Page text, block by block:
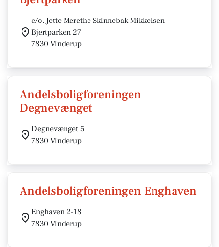
c/o. Jette Merethe Skinnebak Mikkelsen
Bjertparken 27
7830 Vinderup
Andelsboligforeningen
Degnevænget
Degnevænget 5
7830 Vinderup
Andelsboligforeningen Enghaven
Enghaven 2-18
7830 Vinderup